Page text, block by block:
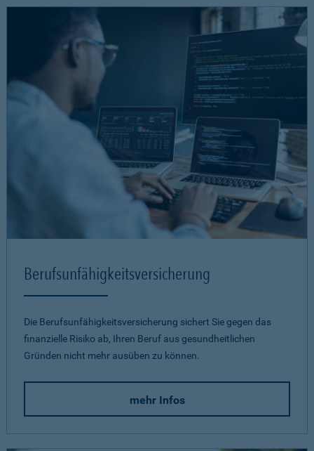
Berufsunfähigkeits­versicherung
Die Berufsunfähigkeitsversicherung sichert Sie gegen das
finanzielle Risiko ab, Ihren Beruf aus gesundheitlichen
Gründen nicht mehr ausüben zu können.
mehr Infos